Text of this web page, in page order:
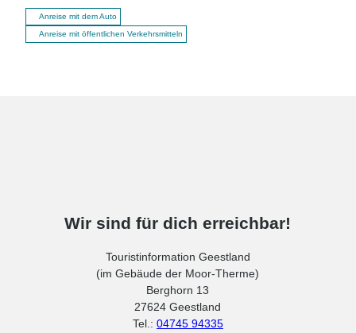
Anreise mit dem Auto
Anreise mit öffentlichen Verkehrsmitteln
Wir sind für dich erreichbar!
Touristinformation Geestland
(im Gebäude der Moor-Therme)
Berghorn 13
27624 Geestland
Tel.: 04745 94335